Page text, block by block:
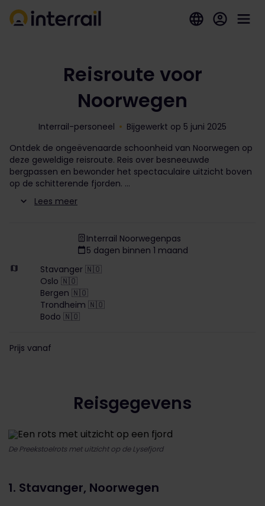
Reisroute voor
Noorwegen
Interrail-personeel
Bijgewerkt op 5 juni 2025
Ontdek de ongeëvenaarde schoonheid van Noorwegen op
deze geweldige reisroute. Reis over besneeuwde
bergpassen en bewonder het spectaculaire uitzicht boven
op de schitterende fjorden.
Lees meer
Interrail Noorwegenpas
5 dagen binnen 1 maand
Stavanger 🇳🇴
Oslo 🇳🇴
Bergen 🇳🇴
Trondheim 🇳🇴
Bodo 🇳🇴
Prijs vanaf
Reisgegevens
De Preekstoelrots met uitzicht op de Lysefjord
1. Stavanger, Noorwegen